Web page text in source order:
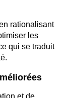
rationalisant
les
qui se traduit
et de